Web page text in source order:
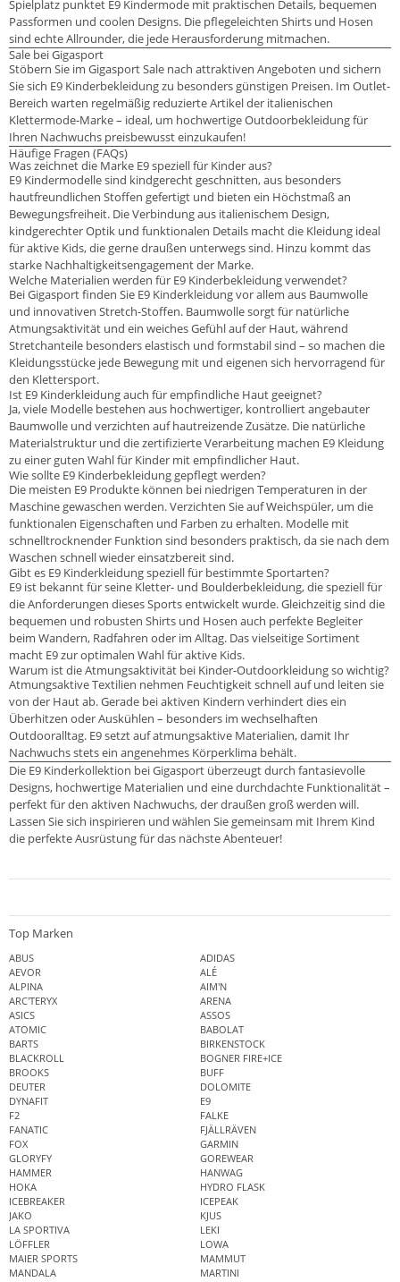
Spielplatz punktet E9 Kindermode mit praktischen Details, bequemen
Passformen und coolen Designs. Die pflegeleichten Shirts und Hosen
sind echte Allrounder, die jede Herausforderung mitmachen.
Sale bei Gigasport
Stöbern Sie im Gigasport Sale nach attraktiven Angeboten und sichern
Sie sich E9 Kinderbekleidung zu besonders günstigen Preisen. Im Outlet-
Bereich warten regelmäßig reduzierte Artikel der italienischen
Klettermode-Marke – ideal, um hochwertige Outdoorbekleidung für
Ihren Nachwuchs preisbewusst einzukaufen!
Häufige Fragen (FAQs)
Was zeichnet die Marke E9 speziell für Kinder aus?
E9 Kindermodelle sind kindgerecht geschnitten, aus besonders
hautfreundlichen Stoffen gefertigt und bieten ein Höchstmaß an
Bewegungsfreiheit. Die Verbindung aus italienischem Design,
kindgerechter Optik und funktionalen Details macht die Kleidung ideal
für aktive Kids, die gerne draußen unterwegs sind. Hinzu kommt das
starke Nachhaltigkeitsengagement der Marke.
Welche Materialien werden für E9 Kinderbekleidung verwendet?
Bei Gigasport finden Sie E9 Kinderkleidung vor allem aus Baumwolle
und innovativen Stretch-Stoffen. Baumwolle sorgt für natürliche
Atmungsaktivität und ein weiches Gefühl auf der Haut, während
Stretchanteile besonders elastisch und formstabil sind – so machen die
Kleidungsstücke jede Bewegung mit und eigenen sich hervorragend für
den Klettersport.
Ist E9 Kinderkleidung auch für empfindliche Haut geeignet?
Ja, viele Modelle bestehen aus hochwertiger, kontrolliert angebauter
Baumwolle und verzichten auf hautreizende Zusätze. Die natürliche
Materialstruktur und die zertifizierte Verarbeitung machen E9 Kleidung
zu einer guten Wahl für Kinder mit empfindlicher Haut.
Wie sollte E9 Kinderbekleidung gepflegt werden?
Die meisten E9 Produkte können bei niedrigen Temperaturen in der
Maschine gewaschen werden. Verzichten Sie auf Weichspüler, um die
funktionalen Eigenschaften und Farben zu erhalten. Modelle mit
schnelltrocknender Funktion sind besonders praktisch, da sie nach dem
Waschen schnell wieder einsatzbereit sind.
Gibt es E9 Kinderkleidung speziell für bestimmte Sportarten?
E9 ist bekannt für seine Kletter- und Boulderbekleidung, die speziell für
die Anforderungen dieses Sports entwickelt wurde. Gleichzeitig sind die
bequemen und robusten Shirts und Hosen auch perfekte Begleiter
beim Wandern, Radfahren oder im Alltag. Das vielseitige Sortiment
macht E9 zur optimalen Wahl für aktive Kids.
Warum ist die Atmungsaktivität bei Kinder-Outdoorkleidung so wichtig?
Atmungsaktive Textilien nehmen Feuchtigkeit schnell auf und leiten sie
von der Haut ab. Gerade bei aktiven Kindern verhindert dies ein
Überhitzen oder Auskühlen – besonders im wechselhaften
Outdooralltag. E9 setzt auf atmungsaktive Materialien, damit Ihr
Nachwuchs stets ein angenehmes Körperklima behält.
Die E9 Kinderkollektion bei Gigasport überzeugt durch fantasievolle
Designs, hochwertige Materialien und eine durchdachte Funktionalität –
perfekt für den aktiven Nachwuchs, der draußen groß werden will.
Lassen Sie sich inspirieren und wählen Sie gemeinsam mit Ihrem Kind
die perfekte Ausrüstung für das nächste Abenteuer!
Top Marken
ABUS
ADIDAS
AEVOR
ALÉ
ALPINA
AIM'N
ARC'TERYX
ARENA
ASICS
ASSOS
ATOMIC
BABOLAT
BARTS
BIRKENSTOCK
BLACKROLL
BOGNER FIRE+ICE
BROOKS
BUFF
DEUTER
DOLOMITE
DYNAFIT
E9
F2
FALKE
FANATIC
FJÄLLRÄVEN
FOX
GARMIN
GLORYFY
GOREWEAR
HAMMER
HANWAG
HOKA
HYDRO FLASK
ICEBREAKER
ICEPEAK
JAKO
KJUS
LA SPORTIVA
LEKI
LÖFFLER
LOWA
MAIER SPORTS
MAMMUT
MANDALA
MARTINI